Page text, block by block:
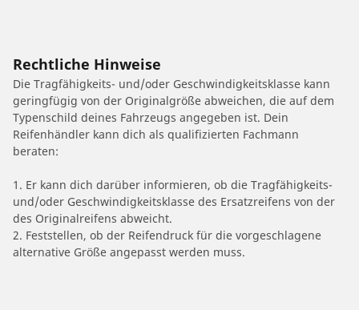
Rechtliche Hinweise
Die Tragfähigkeits- und/oder Geschwindigkeitsklasse kann
geringfügig von der Originalgröße abweichen, die auf dem
Typenschild deines Fahrzeugs angegeben ist. Dein
Reifenhändler kann dich als qualifizierten Fachmann
beraten:
1. Er kann dich darüber informieren, ob die Tragfähigkeits-
und/oder Geschwindigkeitsklasse des Ersatzreifens von der
des Originalreifens abweicht.
2. Feststellen, ob der Reifendruck für die vorgeschlagene
alternative Größe angepasst werden muss.